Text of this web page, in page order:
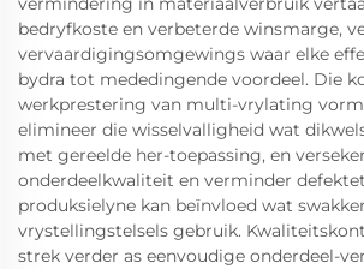
bedryfkoste en verbeterde winsmarge,
vervaardigingsomgewings waar elke
bydra tot mededingende voordeel. Die
werkprestering van multi-vrylating
elimineer die wisselvalligheid wat
met gereelde her-toepassing, en
onderdeelkwaliteit en verminder
produksielyne kan beïnvloed wat swakker
vrystellingstelsels gebruik.
strek verder as eenvoudige onderdeel-